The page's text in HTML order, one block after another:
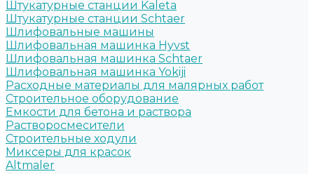
Штукатурные станции Kaleta
Штукатурные станции Schtaer
Шлифовальные машины
Шлифовальная машинка Hyvst
Шлифовальная машинка Schtaer
Шлифовальная машинка Yokiji
Расходные материалы для малярных работ
Строительное оборудование
Емкости для бетона и раствора
Растворосмесители
Строительные ходули
Миксеры для красок
Altmaler